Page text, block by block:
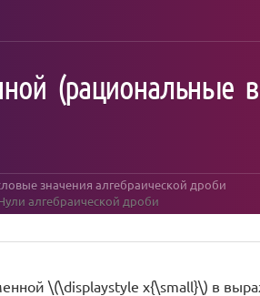
(рациональные
значения алгебраической дроби
алгебраической дроби
\(\displaystyle x{\small}\) в